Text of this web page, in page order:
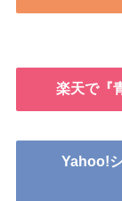
楽天で『
Yahoo!